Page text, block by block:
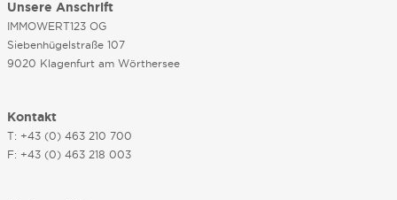
Unsere Anschrift
IMMOWERT123 OG
Siebenhügelstraße 107
9020 Klagenfurt am Wörthersee
Kontakt
T: +43 (0) 463 210 700
F: +43 (0) 463 218 003